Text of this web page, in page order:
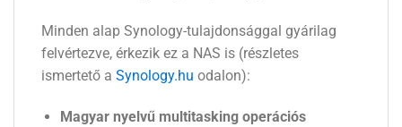
Minden alap Synology-tulajdonsággal gyárilag
felvértezve, érkezik ez a NAS is (részletes
ismertető a Synology.hu odalon):
Magyar nyelvű multitasking operációs